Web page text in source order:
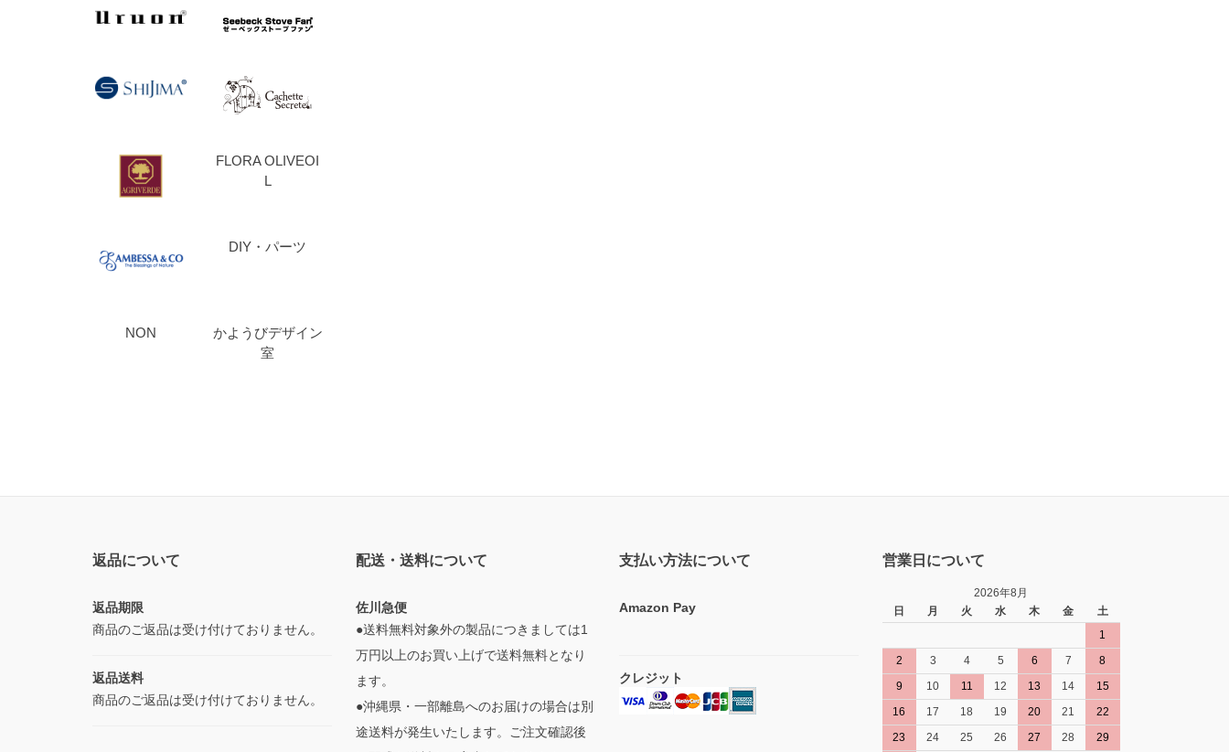
FLORA OLIVEOI
L
DIY・パーツ
NON
かようびデザイン
室
返品について
返品期限
商品のご返品は受け付けておりません。
返品送料
商品のご返品は受け付けておりません。
配送・送料について
佐川急便
●送料無料対象外の製品につきましては1
万円以上のお買い上げで送料無料となり
ます。
●沖縄県・一部離島へのお届けの場合は別
途送料が発生いたします。ご注文確認後
支払い方法について
Amazon Pay
クレジット
営業日について
2026年8月
日
月 火 水 木 金
土
1
2
3 4 5 6 7
8
9
10 11 12 13 14
15
16
17 18 19 20 21
22
23
24 25 26 27 28
29